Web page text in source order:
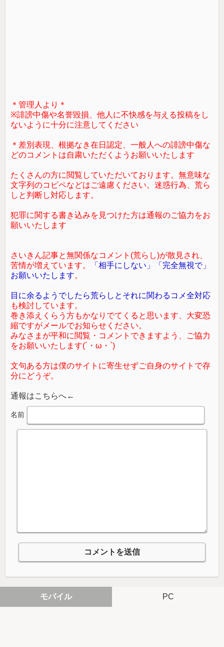
＊管理人より＊
※誹謗中傷や名誉毀損、他人に不快感を与える投稿をし
ないように十分に注意してください
＊差別表現、根拠なき在日認定、一般人への誹謗中傷な
どのコメントは自粛いただくようお願いいたします
たくさんの方に閲覧していただいております。無意味な
文字列のコピペなどはご遠慮ください。迷惑行為、荒ら
しと判断し対応します。
犯罪に関する書き込みを見つけた方は通報のご協力をお
願いいたします
さいきん記事と無関係なコメント(荒らし)が散見され、
苦情が増えています。
「相手にしない」「完全無視で」
お願いいたします。
目に余るようでしたら荒らしとそれに関わるコメ全対応
も検討しています。
巻き添えくらう方もかなりでてくると思います、大変恐
縮ですがメールでお知らせください。
みなさまが平和に閲覧・コメントできますよう、ご協力
をお願いいたします(´・ω・`)
文句ある方は僕のサイトに寄生せずご自身のサイトで存
分にどうぞ。
通報はこちらへ←
名前
モバイル PC